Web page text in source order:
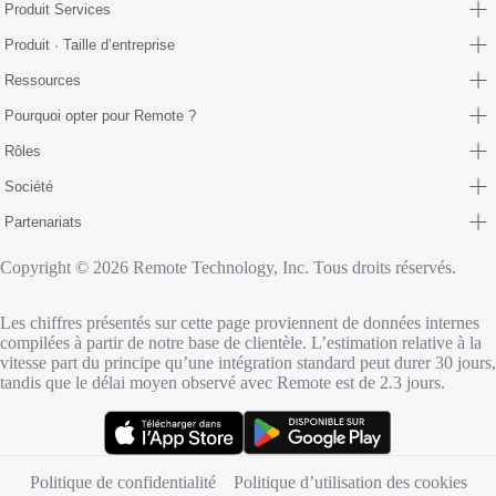
Produit Services
Produit · Taille d’entreprise
Ressources
Pourquoi opter pour Remote ?
Rôles
Société
Partenariats
Copyright © 2026 Remote Technology, Inc. Tous droits réservés.
Les chiffres présentés sur cette page proviennent de données internes
compilées à partir de notre base de clientèle. L’estimation relative à la
vitesse part du principe qu’une intégration standard peut durer 30 jours,
tandis que le délai moyen observé avec Remote est de 2.3 jours.
Politique de confidentialité
Politique d’utilisation des cookies